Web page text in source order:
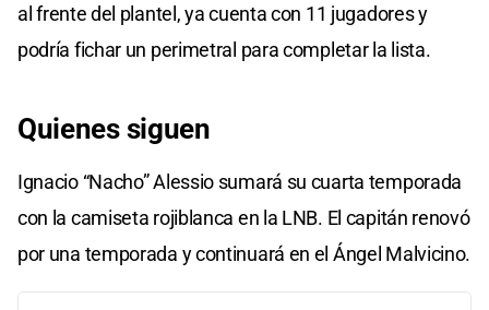
al frente del plantel, ya cuenta con 11 jugadores y
podría fichar un perimetral para completar la lista.
Quienes siguen
Ignacio “Nacho” Alessio sumará su cuarta temporada
con la camiseta rojiblanca en la LNB. El capitán renovó
por una temporada y continuará en el Ángel Malvicino.